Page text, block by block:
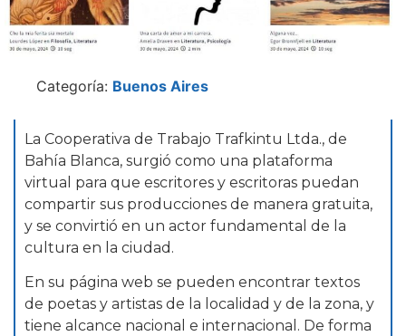
Categoría: Buenos Aires
La Cooperativa de Trabajo Trafkintu Ltda., de
Bahía Blanca, surgió como una plataforma
virtual para que escritores y escritoras puedan
compartir sus producciones de manera gratuita,
y se convirtió en un actor fundamental de la
cultura en la ciudad.
En su página web se pueden encontrar textos
de poetas y artistas de la localidad y de la zona, y
tiene alcance nacional e internacional. De forma